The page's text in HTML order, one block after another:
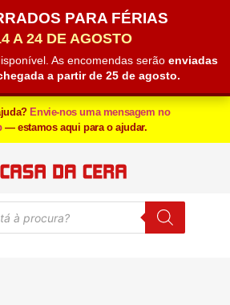
PARA FÉRIAS
A 24 DE AGOSTO
As encomendas serão enviadas
a partir de 25 de agosto.
Envie-nos uma mensagem no
— estamos aqui para o ajudar.